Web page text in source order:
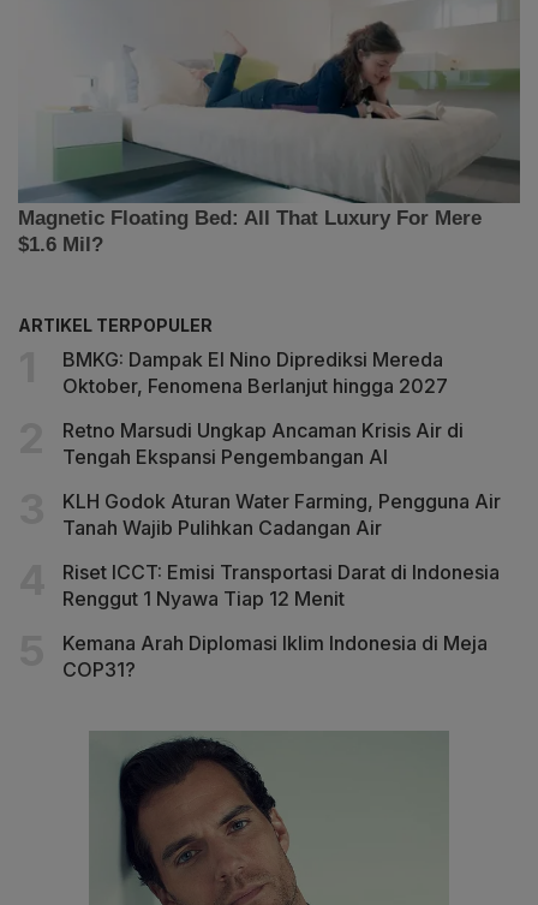
ARTIKEL TERPOPULER
BMKG: Dampak El Nino Diprediksi Mereda
Oktober, Fenomena Berlanjut hingga 2027
Retno Marsudi Ungkap Ancaman Krisis Air di
Tengah Ekspansi Pengembangan AI
KLH Godok Aturan Water Farming, Pengguna Air
Tanah Wajib Pulihkan Cadangan Air
Riset ICCT: Emisi Transportasi Darat di Indonesia
Renggut 1 Nyawa Tiap 12 Menit
Kemana Arah Diplomasi Iklim Indonesia di Meja
COP31?